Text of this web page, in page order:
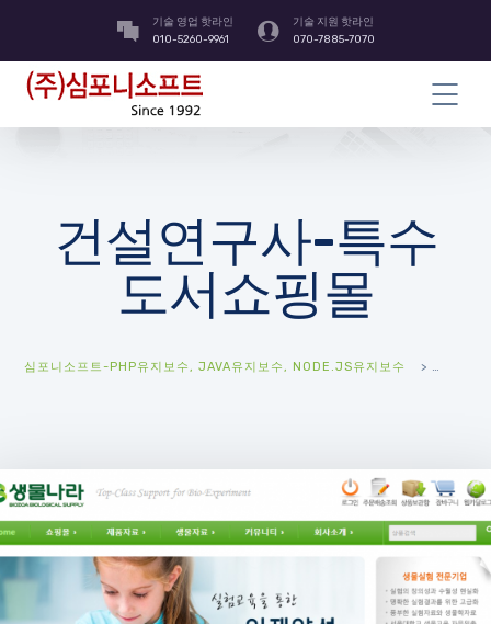
기술 영업 핫라인
010-5260-9961
기술 지원 핫라인
070-7885-7070
건설연구사-특수
도서쇼핑몰
심포니소프트-PHP유지보수, JAVA유지보수, NODE.JS유지보수 >